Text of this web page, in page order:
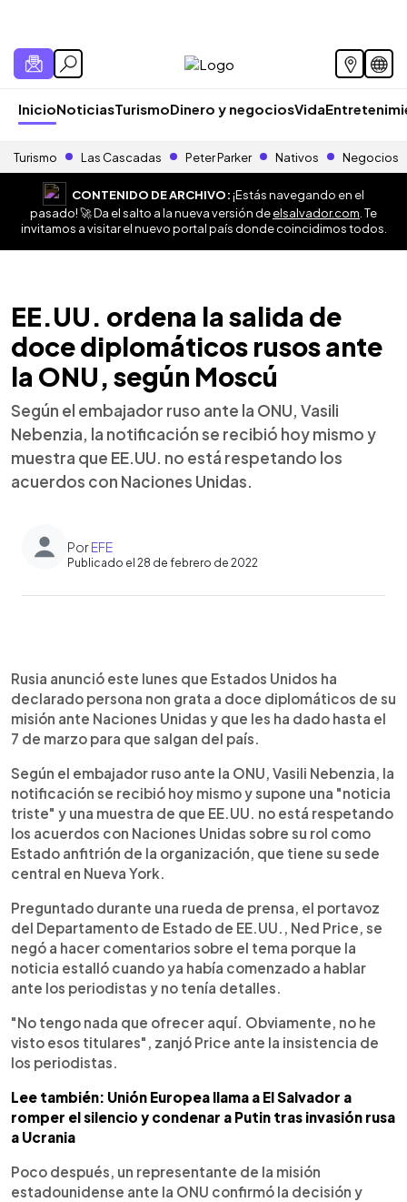
InicioNoticiasTurismoDinero y negociosVida
Turismo Las Cascadas Peter Parker Nativos Negocios
CONTENIDO DE ARCHIVO:¡Estás navegando en el
pasado! 🚀 Da el salto a la nueva versión deelsalvador.com . Te
invitamos a visitar el nuevo portal país donde coincidimos todos.
EE.UU. ordena la salida de
doce diplomáticos rusos ante
la ONU, según Moscú
Según el embajador ruso ante la ONU, Vasili
Nebenzia, la notificación se recibió hoy mismo y
muestra que EE.UU. no está respetando los
acuerdos con Naciones Unidas.
PorEFE
Publicado el 28 de febrero de 2022
Escuchar artículo
Rusia anunció este lunes que Estados Unidos ha
declarado persona non grata a doce diplomáticos de su
misión ante Naciones Unidas y que les ha dado hasta el
7 de marzo para que salgan del país.
Según el embajador ruso ante la ONU, Vasili Nebenzia, la
notificación se recibió hoy mismo y supone una "noticia
triste" y una muestra de que EE.UU. no está respetando
los acuerdos con Naciones Unidas sobre su rol como
Estado anfitrión de la organización, que tiene su sede
central en Nueva York.
Preguntado durante una rueda de prensa, el portavoz
del Departamento de Estado de EE.UU., Ned Price, se
negó a hacer comentarios sobre el tema porque la
noticia estalló cuando ya había comenzado a hablar
ante los periodistas y no tenía detalles.
"No tengo nada que ofrecer aquí. Obviamente, no he
visto esos titulares", zanjó Price ante la insistencia de
los periodistas.
Lee también: Unión Europea llama a El Salvador a
romper el silencio y condenar a Putin tras invasión rusa
a Ucrania
Poco después, un representante de la misión
estadounidense ante la ONU confirmó la decisión y